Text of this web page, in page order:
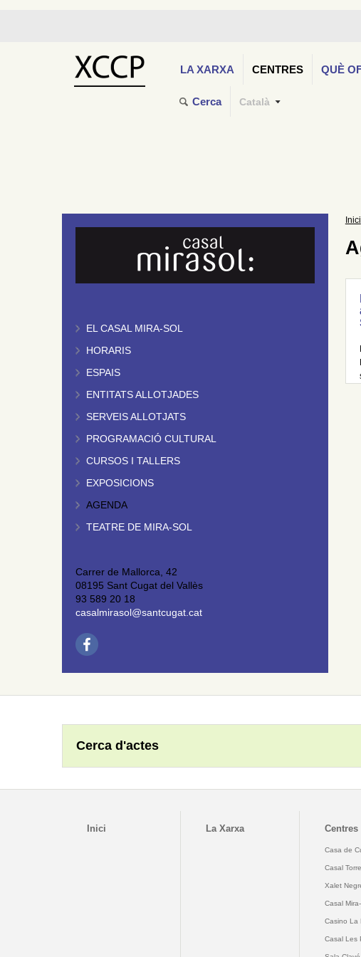
LA XARXA CENTRES QUÈ
Cerca Català
EL CASAL MIRA-SOL
HORARIS
ESPAIS
ENTITATS ALLOTJADES
SERVEIS ALLOTJATS
PROGRAMACIÓ CULTURAL
CURSOS I TALLERS
EXPOSICIONS
AGENDA
TEATRE DE MIRA-SOL
Carrer de Mallorca, 42
08195 Sant Cugat del Vallès
93 589 20 18
casalmirasol@santcugat.cat
Inici
Cerca d'actes
Inici La Xarxa Centres
Casa de
Casal
Xalet
Casal
Casino La
Casal Les